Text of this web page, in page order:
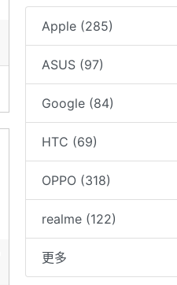
Apple (285)
ASUS (97)
Google (84)
HTC (69)
OPPO (318)
realme (122)
更多